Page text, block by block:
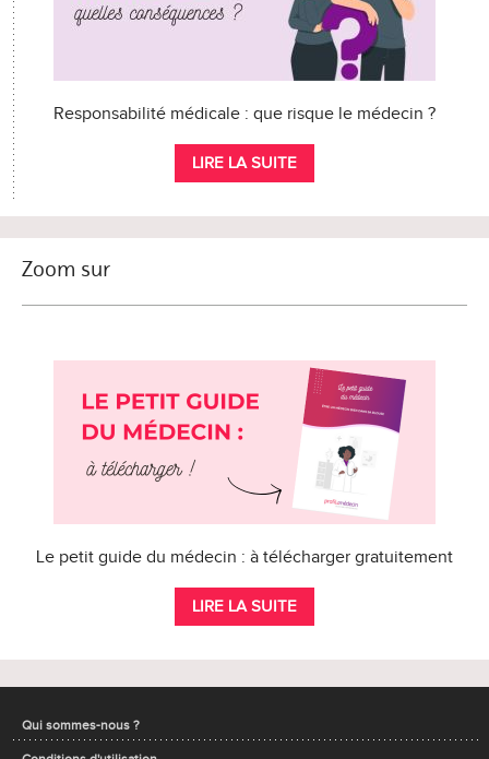
Responsabilité médicale : que risque le médecin ?
LIRE LA SUITE
Zoom sur
Le petit guide du médecin : à télécharger gratuitement
LIRE LA SUITE
Qui sommes-nous ?